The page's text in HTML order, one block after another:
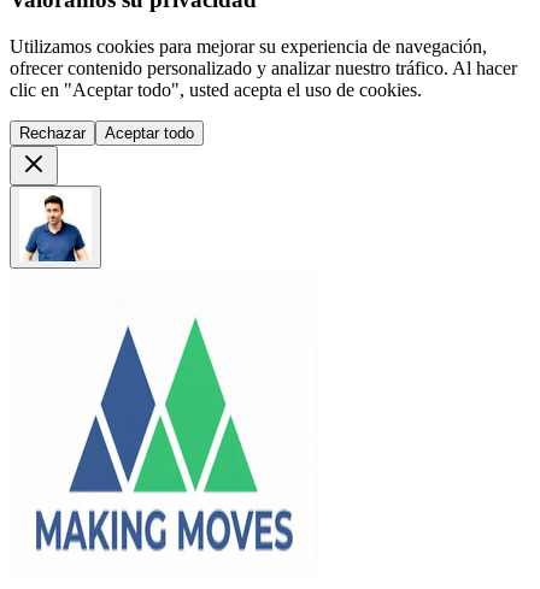
Utilizamos cookies para mejorar su experiencia de navegación,
ofrecer contenido personalizado y analizar nuestro tráfico. Al hacer
clic en "Aceptar todo", usted acepta el uso de cookies.
Rechazar Aceptar todo